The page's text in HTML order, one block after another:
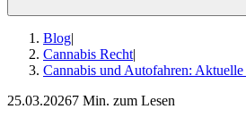
Blog|
Cannabis Recht|
Cannabis und Autofahren:
25.03.20267 Min. zum Lesen